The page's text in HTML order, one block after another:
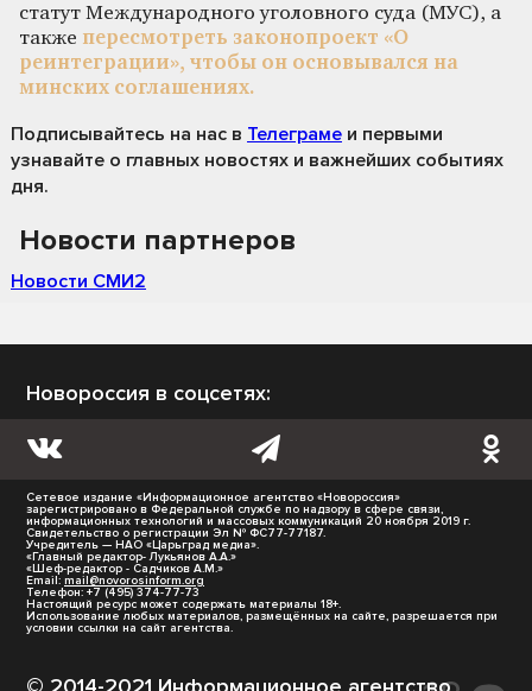
статут Международного уголовного суда (МУС), а
также пересмотреть законопроект «О
реинтеграции», чтобы он основывался на
минских соглашениях.
Подписывайтесь на нас в Телеграме и первыми
узнавайте о главных новостях и важнейших событиях
дня.
Новости партнеров
Новости СМИ2
Новороссия в соцсетях:
Сетевое издание «Информационное агентство «Новороссия»
зарегистрировано в Федеральной службе по надзору в сфере связи,
информационных технологий и массовых коммуникаций 20 ноября 2019 г.
Свидетельство о регистрации Эл № ФС77-77187.
Учредитель — НАО «Царьград медиа».
«Главный редактор- Лукьянов А.А.»
«Шеф-редактор - Садчиков А.М.»
Email: mail@novorosinform.org
Телефон: +7 (495) 374-77-73
Настоящий ресурс может содержать материалы 18+.
Использование любых материалов, размещённых на сайте, разрешается при
условии ссылки на сайт агентства.